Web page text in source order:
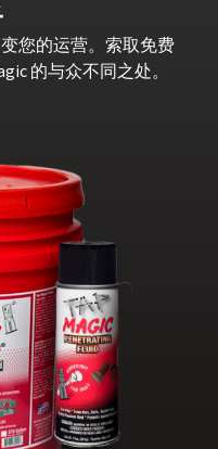
您的运营。索取免费
的与众不同之处。